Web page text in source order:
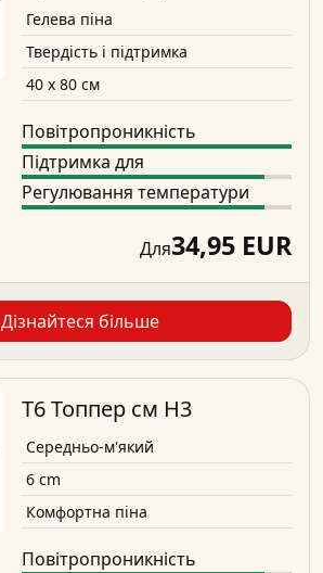
Гелева піна
Твердість і підтримка
40 x 80 см
Повітропроникність
Підтримка для
Регулювання температури
Для34,95 EUR
Дізнайтеся більше
T6 Топпер см H3
Середньо-м'який
6 cm
Комфортна піна
Повітропроникність